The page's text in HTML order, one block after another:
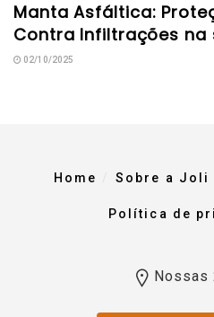
Manta Asfáltica:
Contra Infiltrações na
02/10/2025
Home Sobre a Joli
Política de
Nossas